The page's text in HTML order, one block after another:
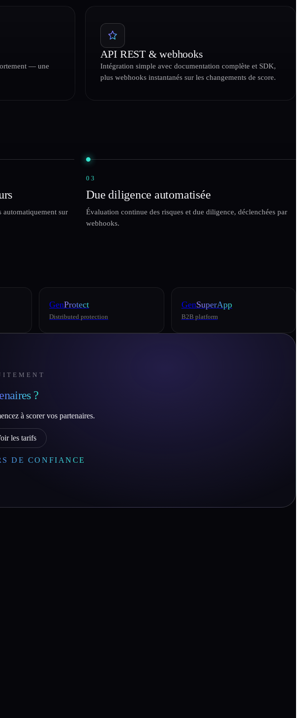
— une
API REST & webhooks
Intégration simple avec documentation complète et SDK,
plus webhooks instantanés sur les changements de score.
automatiquement sur
03
Due diligence automatisée
Évaluation continue des risques et due diligence, déclenchées par
webhooks.
GenProtect
Distributed protection
GenSuperApp
B2B platform
?
à scorer vos partenaires.
les tarifs
DE CONFIANCE